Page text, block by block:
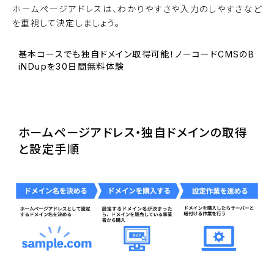
ホームページアドレスは、わかりやすさや入力のしやすさなど
を重視して決定しましょう。
基本コースでも独自ドメイン取得可能！ノーコードCMSのB
iNDupを30日間無料体験
ホームページアドレス・独自ドメインの取得
と設定手順